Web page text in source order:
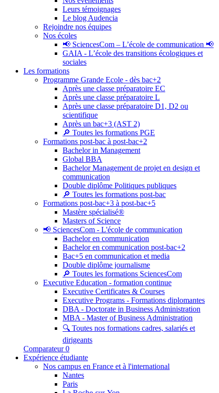
Leurs témoignages
Le blog Audencia
Rejoindre nos équipes
Nos écoles
📢 SciencesCom – L’école de communication 📢
GAIA - L’école des transitions écologiques et
sociales
Les formations
Programme Grande Ecole - dès bac+2
Après une classe préparatoire EC
Après une classe préparatoire L
Après une classe préparatoire D1, D2 ou
scientifique
Après un bac+3 (AST 2)
🔎 Toutes les formations PGE
Formations post-bac à post-bac+2
Bachelor in Management
Global BBA
Bachelor Management de projet en design et
communication
Double diplôme Politiques publiques
🔎 Toutes les formations post-bac
Formations post-bac+3 à post-bac+5
Mastère spécialisé®
Masters of Science
📢 SciencesCom - L'école de communication
Bachelor en communication
Bachelor en communication post-bac+2
Bac+5 en communication et media
Double diplôme journalisme
🔎 Toutes les formations SciencesCom
Executive Education - formation continue
Executive Certificates & Courses
Executive Programs - Formations diplomantes
DBA - Doctorate in Business Administration
MBA - Master of Business Administration
🔍 Toutes nos formations cadres, salariés et
dirigeants
Comparateur 0
Expérience étudiante
Nos campus en France et à l'international
Nantes
Paris